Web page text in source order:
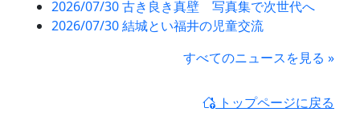
2026/07/30 古き良き真壁 写真集で次世代へ
2026/07/30 結城とい福井の児童交流
すべてのニュースを見る »
トップページに戻る